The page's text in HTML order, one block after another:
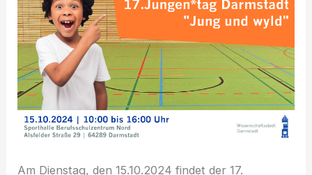
Am Dienstag, den 15.10.2024 findet der 17.